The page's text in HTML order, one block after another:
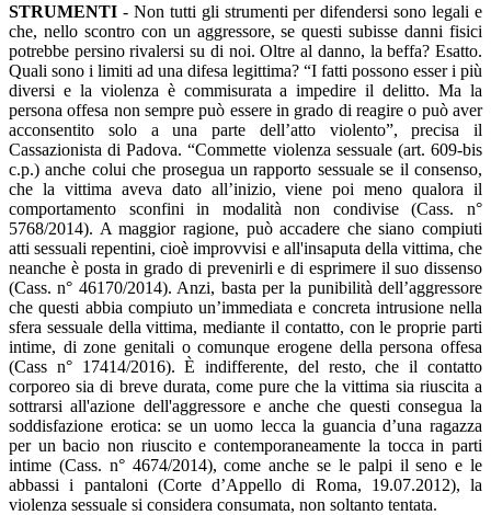
STRUMENTI - Non tutti gli strumenti per difendersi sono legali e
che, nello scontro con un aggressore, se questi subisse danni fisici
potrebbe persino rivalersi su di noi. Oltre al danno, la beffa? Esatto.
Quali sono i limiti ad una difesa legittima? “I fatti possono esser i più
diversi e la violenza è commisurata a impedire il delitto. Ma la
persona offesa non sempre può essere in grado di reagire o può aver
acconsentito solo a una parte dell’atto violento”, precisa il
Cassazionista di Padova. “Commette violenza sessuale (art. 609-bis
c.p.) anche colui che prosegua un rapporto sessuale se il consenso,
che la vittima aveva dato all’inizio, viene poi meno qualora il
comportamento sconfini in modalità non condivise (Cass. n°
5768/2014). A maggior ragione, può accadere che siano compiuti
atti sessuali repentini, cioè improvvisi e all'insaputa della vittima, che
neanche è posta in grado di prevenirli e di esprimere il suo dissenso
(Cass. n° 46170/2014). Anzi, basta per la punibilità dell’aggressore
che questi abbia compiuto un’immediata e concreta intrusione nella
sfera sessuale della vittima, mediante il contatto, con le proprie parti
intime, di zone genitali o comunque erogene della persona offesa
(Cass n° 17414/2016). È indifferente, del resto, che il contatto
corporeo sia di breve durata, come pure che la vittima sia riuscita a
sottrarsi all'azione dell'aggressore e anche che questi consegua la
soddisfazione erotica: se un uomo lecca la guancia d’una ragazza
per un bacio non riuscito e contemporaneamente la tocca in parti
intime (Cass. n° 4674/2014), come anche se le palpi il seno e le
abbassi i pantaloni (Corte d’Appello di Roma, 19.07.2012), la
violenza sessuale si considera consumata, non soltanto tentata.